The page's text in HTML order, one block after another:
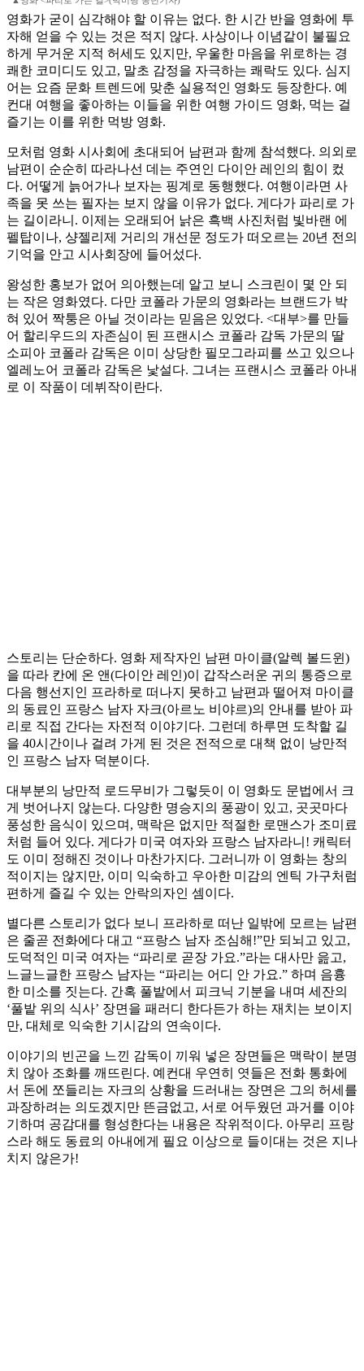
영화가 굳이 심각해야 할 이유는 없다. 한 시간 반을 영화에 투
자해 얻을 수 있는 것은 적지 않다. 사상이나 이념같이 불필요
하게 무거운 지적 허세도 있지만, 우울한 마음을 위로하는 경
쾌한 코미디도 있고, 말초 감정을 자극하는 쾌락도 있다. 심지
어는 요즘 문화 트렌드에 맞춘 실용적인 영화도 등장한다. 예
컨대 여행을 좋아하는 이들을 위한 여행 가이드 영화, 먹는 걸
즐기는 이를 위한 먹방 영화.
모처럼 영화 시사회에 초대되어 남편과 함께 참석했다. 의외로
남편이 순순히 따라나선 데는 주연인 다이안 레인의 힘이 컸
다. 어떻게 늙어가나 보자는 핑계로 동행했다. 여행이라면 사
족을 못 쓰는 필자는 보지 않을 이유가 없다. 게다가 파리로 가
는 길이라니. 이제는 오래되어 낡은 흑백 사진처럼 빛바랜 에
펠탑이나, 샹젤리제 거리의 개선문 정도가 떠오르는 20년 전의
기억을 안고 시사회장에 들어섰다.
왕성한 홍보가 없어 의아했는데 알고 보니 스크린이 몇 안 되
는 작은 영화였다. 다만 코폴라 가문의 영화라는 브랜드가 박
혀 있어 짝퉁은 아닐 것이라는 믿음은 있었다. <대부>를 만들
어 할리우드의 자존심이 된 프랜시스 코폴라 감독 가문의 딸
소피아 코폴라 감독은 이미 상당한 필모그라피를 쓰고 있으나
엘레노어 코폴라 감독은 낯설다. 그녀는 프랜시스 코폴라 아내
로 이 작품이 데뷔작이란다.
스토리는 단순하다. 영화 제작자인 남편 마이클(알렉 볼드윈)
을 따라 칸에 온 앤(다이안 레인)이 갑작스러운 귀의 통증으로
다음 행선지인 프라하로 떠나지 못하고 남편과 떨어져 마이클
의 동료인 프랑스 남자 자크(아르노 비야르)의 안내를 받아 파
리로 직접 간다는 자전적 이야기다. 그런데 하루면 도착할 길
을 40시간이나 걸려 가게 된 것은 전적으로 대책 없이 낭만적
인 프랑스 남자 덕분이다.
대부분의 낭만적 로드무비가 그렇듯이 이 영화도 문법에서 크
게 벗어나지 않는다. 다양한 명승지의 풍광이 있고, 곳곳마다
풍성한 음식이 있으며, 맥락은 없지만 적절한 로맨스가 조미료
처럼 들어 있다. 게다가 미국 여자와 프랑스 남자라니! 캐릭터
도 이미 정해진 것이나 마찬가지다. 그러니까 이 영화는 창의
적이지는 않지만, 이미 익숙하고 우아한 미감의 엔틱 가구처럼
편하게 즐길 수 있는 안락의자인 셈이다.
별다른 스토리가 없다 보니 프라하로 떠난 일밖에 모르는 남편
은 줄곧 전화에다 대고 “프랑스 남자 조심해!”만 되뇌고 있고,
도덕적인 미국 여자는 “파리로 곧장 가요.”라는 대사만 읊고,
느글느글한 프랑스 남자는 “파리는 어디 안 가요.” 하며 음흉
한 미소를 짓는다. 간혹 풀밭에서 피크닉 기분을 내며 세잔의
‘풀밭 위의 식사’ 장면을 패러디 한다든가 하는 재치는 보이지
만, 대체로 익숙한 기시감의 연속이다.
이야기의 빈곤을 느낀 감독이 끼워 넣은 장면들은 맥락이 분명
치 않아 조화를 깨뜨린다. 예컨대 우연히 엿들은 전화 통화에
서 돈에 쪼들리는 자크의 상황을 드러내는 장면은 그의 허세를
과장하려는 의도겠지만 뜬금없고, 서로 어두웠던 과거를 이야
기하며 공감대를 형성한다는 내용은 작위적이다. 아무리 프랑
스라 해도 동료의 아내에게 필요 이상으로 들이대는 것은 지나
치지 않은가!